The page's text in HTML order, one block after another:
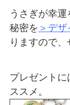
うさぎが幸
秘密を ＞デ
りますので、
プレゼントに
ススメ。